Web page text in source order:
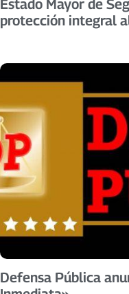
Estado Mayor de
protección integral
Defensa Pública